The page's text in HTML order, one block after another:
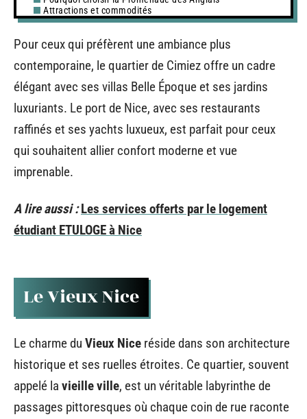
Attractions et commodités
Pour ceux qui préfèrent une ambiance plus
contemporaine, le quartier de Cimiez offre un cadre
élégant avec ses villas Belle Époque et ses jardins
luxuriants. Le port de Nice, avec ses restaurants
raffinés et ses yachts luxueux, est parfait pour ceux
qui souhaitent allier confort moderne et vue
imprenable.
A lire aussi : Les services offerts par le logement
étudiant ETULOGE à Nice
Le Vieux Nice
Le charme du Vieux Nice réside dans son architecture
historique et ses ruelles étroites. Ce quartier, souvent
appelé la vieille ville, est un véritable labyrinthe de
passages pittoresques où chaque coin de rue raconte